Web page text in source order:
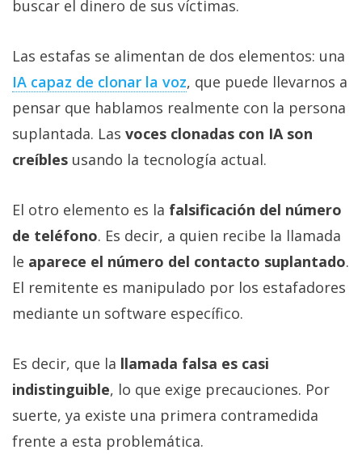
buscar el dinero de sus víctimas.
Las estafas se alimentan de dos elementos: una
IA capaz de clonar la voz‎, que puede llevarnos a
pensar que hablamos realmente con la persona
suplantada. Las voces clonadas con IA son
creíbles usando la tecnología actual.
El otro elemento es la falsificación del número
de teléfono. Es decir, a quien recibe la llamada
le aparece el número del contacto suplantado.
El remitente es manipulado por los estafadores
mediante un software específico.
Es decir, que la llamada falsa es casi
indistinguible, lo que exige precauciones. Por
suerte, ya existe una primera contramedida
frente a esta problemática.